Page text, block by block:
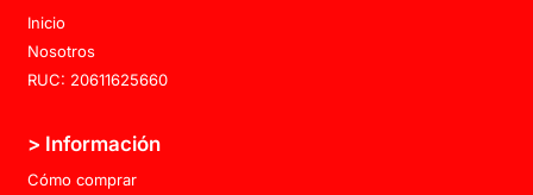
Inicio
Nosotros
RUC: 20611625660
> Información
Cómo comprar